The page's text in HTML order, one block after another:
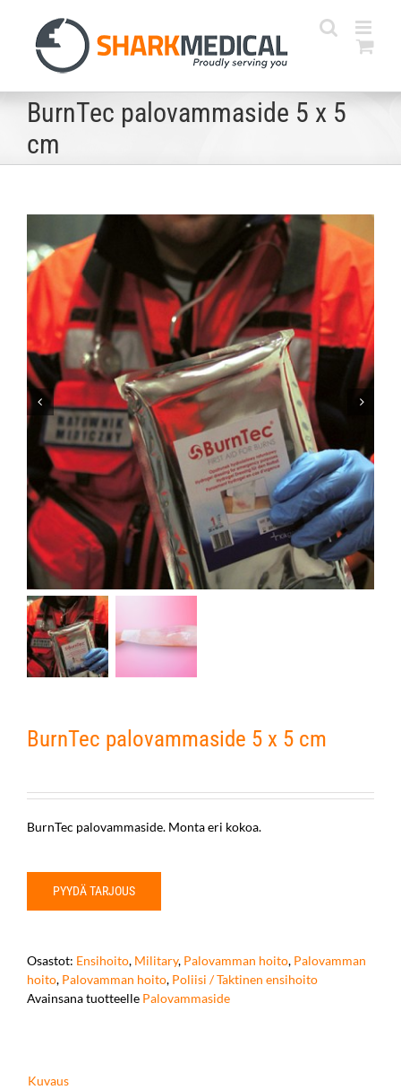
content
BurnTec palovammaside 5 x 5
cm
BurnTec palovammaside 5 x 5 cm
BurnTec palovammaside. Monta eri kokoa.
PYYDÄ TARJOUS
Osastot: Ensihoito, Military, Palovamman hoito, Palovamman
hoito, Palovamman hoito, Poliisi / Taktinen ensihoito
Avainsana tuotteelle Palovammaside
Kuvaus